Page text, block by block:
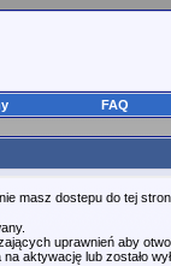
FAQ
masz dostepu do tej
uprawnień aby
aktywację lub zostało